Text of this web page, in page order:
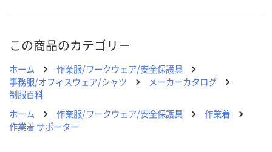
お届け日 8月24日（月）まで 8月24日（月）まで 8月24日（月）
数量
カゴへ カゴへ
この商品のカテゴリー
ホーム
作業服/ワークウェア/安全保護具
事務服/オフィスウェア/シャツ
メーカーカタログ
制服百科
ホーム
作業服/ワークウェア/安全保護具
作業着
作業着 サポーター